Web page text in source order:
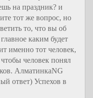
на праздник? и
тот же вопрос, но
то, что вы об
каким будет
именно тот человек,
человек понял
АлматинкаNG
ответ) Успехов в